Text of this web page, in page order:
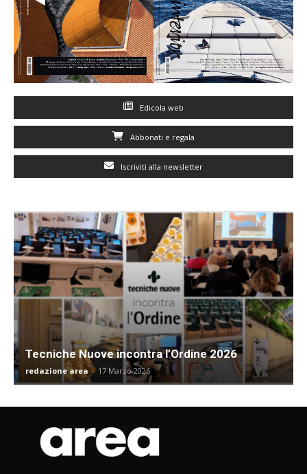
Edicola web
Abbonati e regala
Iscriviti alla newsletter
Tecniche Nuove incontra l’Ordine 2026
redazione area- 17 Marzo 2026